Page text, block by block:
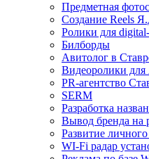
Предметная
Создание Reels
Ролики для
Билборды
Авитолог в
Видеоролики
PR-агентство
SERM
Разработка
Вывод бренда на
Развитие
WI-Fi радар